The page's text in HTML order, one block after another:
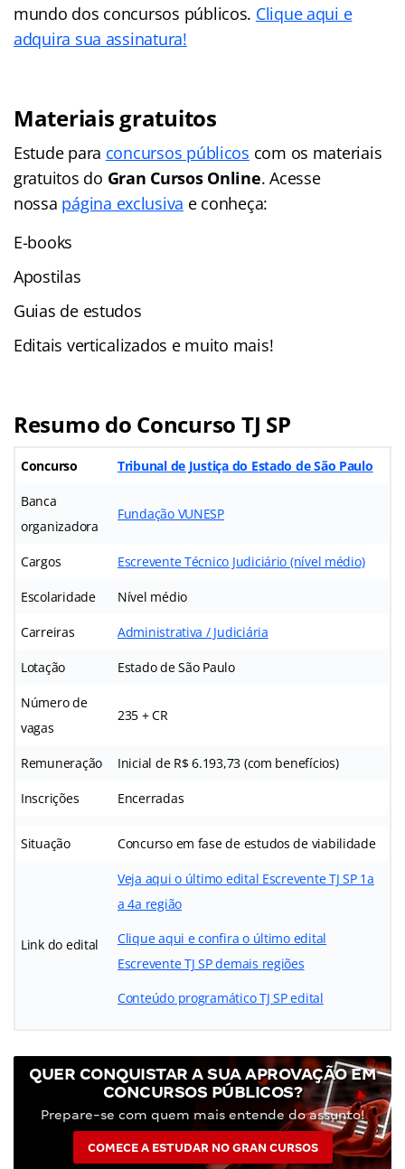
mundo dos concursos públicos. Clique aqui e
adquira sua assinatura!
Materiais gratuitos
Estude para concursos públicos com os materiais
gratuitos do Gran Cursos Online. Acesse
nossa página exclusiva e conheça:
E-books
Apostilas
Guias de estudos
Editais verticalizados e muito mais!
Resumo do Concurso TJ SP
Concurso Tribunal de Justiça do Estado de São Paulo
Banca
organizadora
Fundação VUNESP
Cargos Escrevente Técnico Judiciário (nível médio)
Escolaridade Nível médio
Carreiras Administrativa / Judiciária
Lotação Estado de São Paulo
Número de
vagas
235 + CR
Remuneração Inicial de R$ 6.193,73 (com benefícios)
Inscrições Encerradas
Situação Concurso em fase de estudos de viabilidade
Link do edital
Veja aqui o último edital Escrevente TJ SP 1a
a 4a região
Clique aqui e confira o último edital
Escrevente TJ SP demais regiões
Conteúdo programático TJ SP edital
QUER CONQUISTAR A SUA APROVAÇÃO EM
CONCURSOS PÚBLICOS?
Prepare-se com quem mais entende do assunto!
COMECE A ESTUDAR NO GRAN CURSOS